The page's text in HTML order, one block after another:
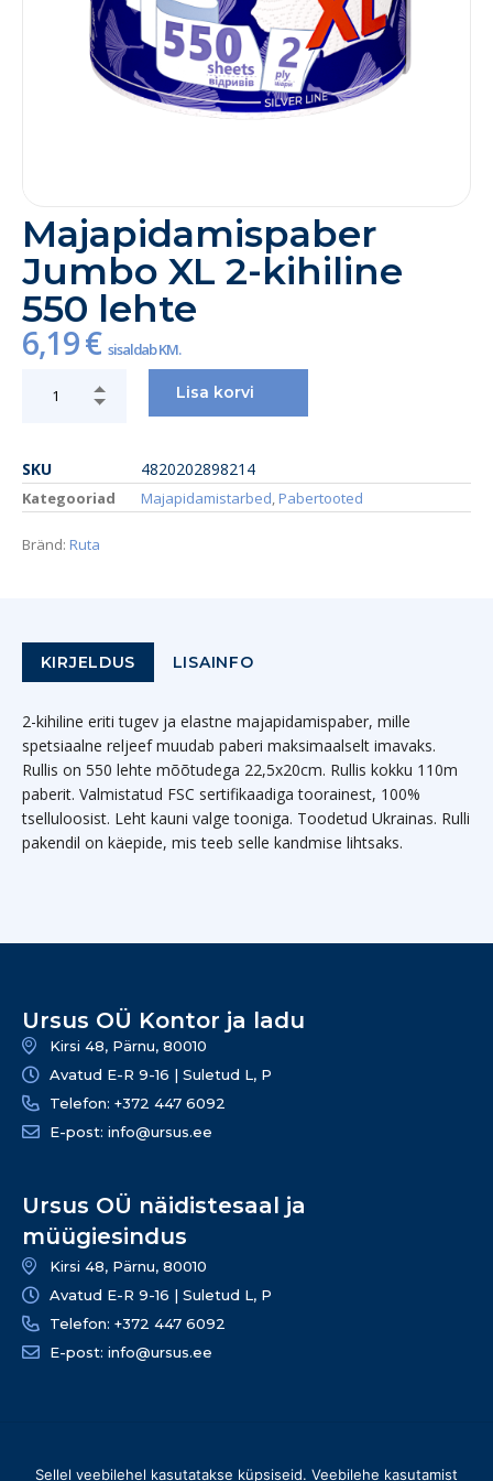
Majapidamispaber
Jumbo XL 2-kihiline
550 lehte
6,19€ sisaldab KM.
Lisa korvi
SKU 4820202898214
Kategooriad Majapidamistarbed Pabertooted
Bränd: Ruta
KIRJELDUS LISAINFO
2-kihiline eriti tugev ja elastne majapidamispaber, mille
spetsiaalne reljeef muudab paberi maksimaalselt imavaks.
Rullis on 550 lehte mõõtudega 22,5x20cm. Rullis kokku 110m
paberit. Valmistatud FSC sertifikaadiga toorainest, 100%
tselluloosist. Leht kauni valge tooniga. Toodetud Ukrainas. Rulli
pakendil on käepide, mis teeb selle kandmise lihtsaks.
Ursus OÜ Kontor ja ladu
Kirsi 48, Pärnu, 80010
Avatud E-R 9-16 | Suletud L, P
Telefon: +372 447 6092
E-post: info@ursus.ee
Ursus OÜ näidistesaal ja
müügiesindus
Kirsi 48, Pärnu, 80010
Avatud E-R 9-16 | Suletud L, P
Telefon: +372 447 6092
E-post: info@ursus.ee
Sellel veebilehel kasutatakse küpsiseid. Veebilehe kasutamist